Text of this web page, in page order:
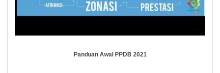
Panduan Awal PPDB 2021